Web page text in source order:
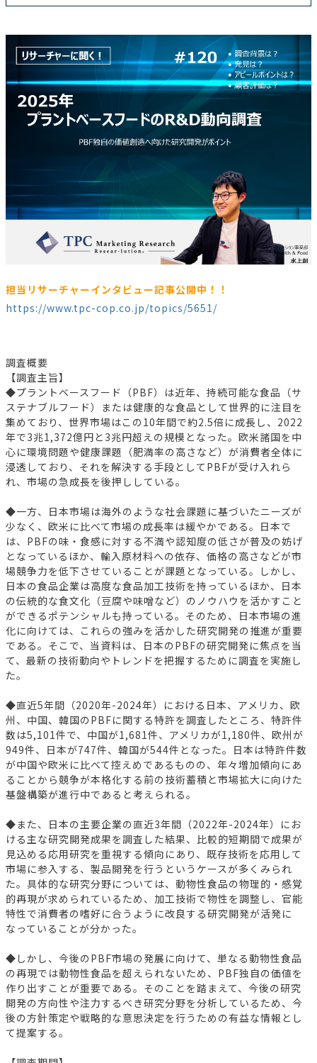
担当リサーチャーインタビュー記事公開中！！
https://www.tpc-cop.co.jp/topics/5651/
調査概要
【調査主旨】
◆プラントベースフード（PBF）は近年、持続可能な食品（サ
ステナブルフード）または健康的な食品として世界的に注目を
集めており、世界市場はこの10年間で約2.5倍に成長し、2022
年で3兆1,372億円と3兆円超えの規模となった。欧米諸国を中
心に環境問題や健康課題（肥満率の高さなど）が消費者全体に
浸透しており、それを解決する手段としてPBFが受け入れら
れ、市場の急成長を後押ししている。
◆一方、日本市場は海外のような社会課題に基づいたニーズが
少なく、欧米に比べて市場の成長率は緩やかである。日本で
は、PBFの味・食感に対する不満や認知度の低さが普及の妨げ
となっているほか、輸入原材料への依存、価格の高さなどが市
場競争力を低下させていることが課題となっている。しかし、
日本の食品企業は高度な食品加工技術を持っているほか、日本
の伝統的な食文化（豆腐や味噌など）のノウハウを活かすこと
ができるポテンシャルも持っている。そのため、日本市場の進
化に向けては、これらの強みを活かした研究開発の推進が重要
である。そこで、当資料は、日本のPBFの研究開発に焦点を当
て、最新の技術動向やトレンドを把握するために調査を実施し
た。
◆直近5年間（2020年-2024年）における日本、アメリカ、欧
州、中国、韓国のPBFに関する特許を調査したところ、特許件
数は5,101件で、中国が1,681件、アメリカが1,180件、欧州が
949件、日本が747件、韓国が544件となった。日本は特許件数
が中国や欧米に比べて控えめであるものの、年々増加傾向にあ
ることから競争が本格化する前の技術蓄積と市場拡大に向けた
基盤構築が進行中であると考えられる。
◆また、日本の主要企業の直近3年間（2022年-2024年）にお
ける主な研究開発成果を調査した結果、比較的短期間で成果が
見込める応用研究を重視する傾向にあり、既存技術を応用して
市場に参入する、製品開発を行うというケースが多くみられ
た。具体的な研究分野については、動物性食品の物理的・感覚
的再現が求められているため、加工技術で物性を調整し、官能
特性で消費者の嗜好に合うように改良する研究開発が活発に
なっていることが分かった。
◆しかし、今後のPBF市場の発展に向けて、単なる動物性食品
の再現では動物性食品を超えられないため、PBF独自の価値を
作り出すことが重要である。そのことを踏まえて、今後の研究
開発の方向性や注力するべき研究分野を分析しているため、今
後の方針策定や戦略的な意思決定を行うための有益な情報とし
て提案する。